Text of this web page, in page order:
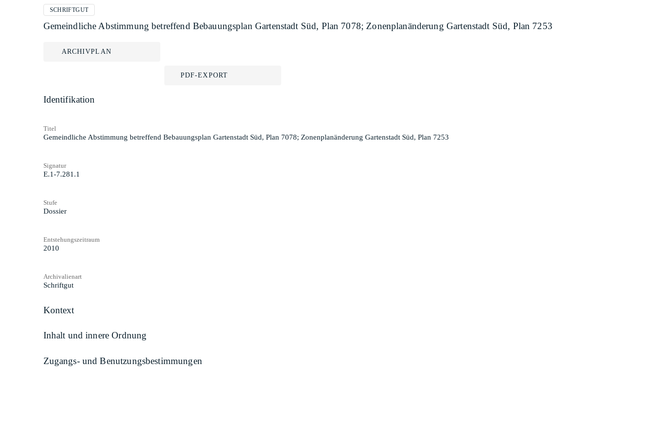
SCHRIFTGUT
Gemeindliche Abstimmung betreffend Bebauungsplan Gartenstadt Süd, Plan 7078; Zonenplanänderung Gartenstadt Süd, Plan 7253
ARCHIVPLAN
PDF-EXPORT
Identifikation
Titel
Gemeindliche Abstimmung betreffend Bebauungsplan Gartenstadt Süd, Plan 7078; Zonenplanänderung Gartenstadt Süd, Plan 7253
Signatur
E.1-7.281.1
Stufe
Dossier
Entstehungszeitraum
2010
Archivalienart
Schriftgut
Kontext
Inhalt und innere Ordnung
Zugangs- und Benutzungsbestimmungen